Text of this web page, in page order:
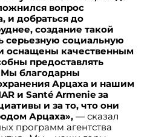
вопрос
и добраться до
создание такой
серьезную социальную
оснащены качественным
предоставлять
Мы благодарны
Арцаха и нашим
и Santé Armenie за
и за то, что они
Арцаха», — сказал
программ агентства